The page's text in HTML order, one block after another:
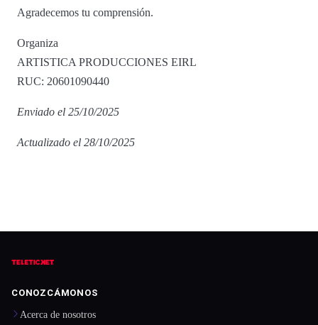
Agradecemos tu comprensión.
Organiza
ARTISTICA PRODUCCIONES EIRL
RUC: 20601090440
Enviado el 25/10/2025
Actualizado el 28/10/2025
CONOZCÁMONOS
Acerca de nosotros